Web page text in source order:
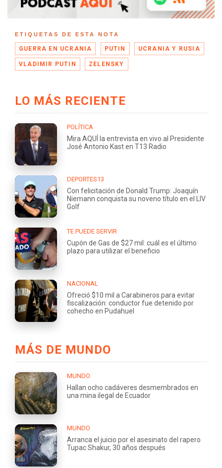
ETIQUETAS DE ESTA NOTA
GUERRA EN UCRANIA PUTIN UCRANIA Y RUSIA
VLADIMIR PUTIN ZELENSKY
LO MÁS RECIENTE
POLÍTICA
Mira AQUÍ la entrevista en vivo al Presidente
José Antonio Kast en T13 Radio
DEPORTES13
Con felicitación de Donald Trump: Joaquín
Niemann conquista su noveno título en el LIV
Golf
TE PUEDE SERVIR
Cupón de Gas de $27 mil: cuál es el último
plazo para utilizar el beneficio
NACIONAL
Ofreció $10 mil a Carabineros para evitar
fiscalización: conductor fue detenido por
cohecho en Pudahuel
MÁS DE MUNDO
MUNDO
Hallan ocho cadáveres desmembrados en
una mina ilegal de Ecuador
MUNDO
Arranca el juicio por el asesinato del rapero
Tupac Shakur, 30 años después